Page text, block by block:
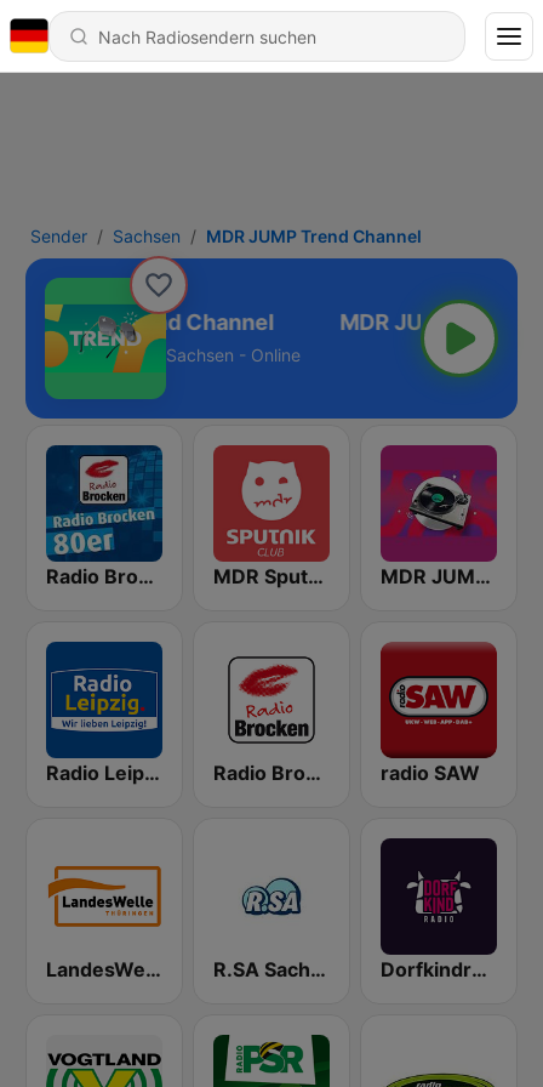
Sender Sachsen MDR JUMP Trend Channel
JUMP Trend Channel
Sachsen - Online
Radio Brocken 80er MDR Sputnik Club MDR JUMP In The Mix Channel
Radio Leipzig Radio Brocken radio SAW
LandesWelle Thüringen R.SA Sachsen 107.7 Dorfkindradio